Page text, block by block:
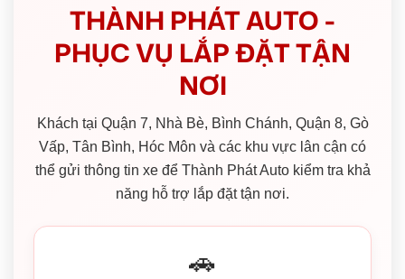
THÀNH PHÁT AUTO -
PHỤC VỤ LẮP ĐẶT TẬN
NƠI
Khách tại Quận 7, Nhà Bè, Bình Chánh, Quận 8, Gò
Vấp, Tân Bình, Hóc Môn và các khu vực lân cận có
thể gửi thông tin xe để Thành Phát Auto kiểm tra khả
năng hỗ trợ lắp đặt tận nơi.
🚗